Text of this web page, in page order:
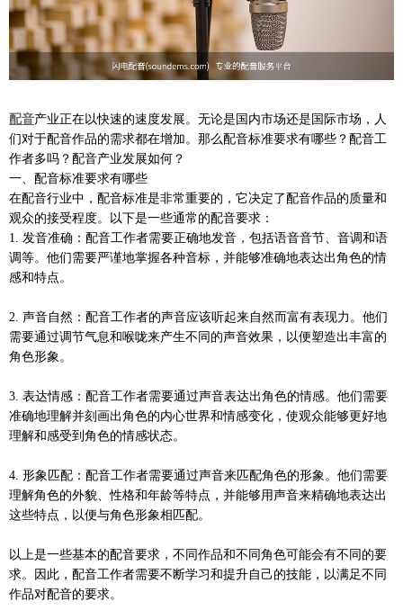
配音产业正在以快速的速度发展。无论是国内市场还是国际市场，人
们对于配音作品的需求都在增加。那么配音标准要求有哪些？配音工
作者多吗？配音产业发展如何？
一、配音标准要求有哪些
在配音行业中，配音标准是非常重要的，它决定了配音作品的质量和
观众的接受程度。以下是一些通常的配音要求：
1. 发音准确：配音工作者需要正确地发音，包括语音音节、音调和语
调等。他们需要严谨地掌握各种音标，并能够准确地表达出角色的情
感和特点。
2. 声音自然：配音工作者的声音应该听起来自然而富有表现力。他们
需要通过调节气息和喉咙来产生不同的声音效果，以便塑造出丰富的
角色形象。
3. 表达情感：配音工作者需要通过声音表达出角色的情感。他们需要
准确地理解并刻画出角色的内心世界和情感变化，使观众能够更好地
理解和感受到角色的情感状态。
4. 形象匹配：配音工作者需要通过声音来匹配角色的形象。他们需要
理解角色的外貌、性格和年龄等特点，并能够用声音来精确地表达出
这些特点，以便与角色形象相匹配。
以上是一些基本的配音要求，不同作品和不同角色可能会有不同的要
求。因此，配音工作者需要不断学习和提升自己的技能，以满足不同
作品对配音的要求。